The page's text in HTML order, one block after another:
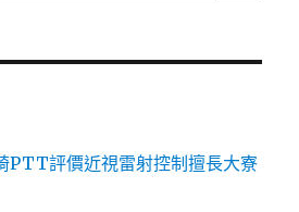
PTT評價近視雷射控制擅長大寮